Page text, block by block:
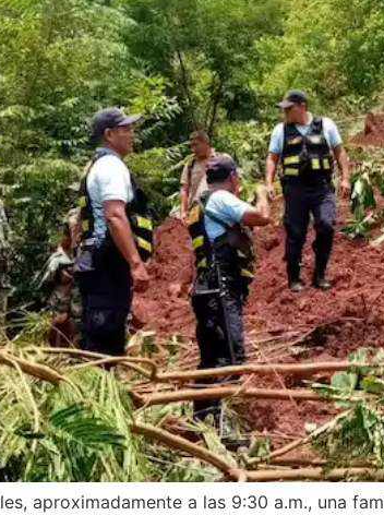
aproximadamente a las 9:30 a.m., una